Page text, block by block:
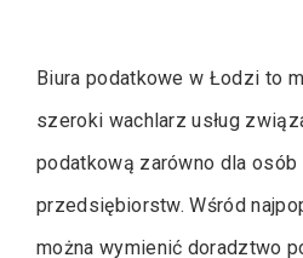
Biura podatkowe w Łodzi to
szeroki wachlarz usług
podatkową zarówno dla
przedsiębiorstw. Wśród
można wymienić doradztwo